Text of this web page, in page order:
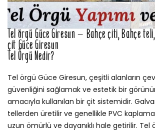
Tel örgü Güce Giresun – Bahçe çiti, Bahçe
çit Güce Giresun
Tel Örgü Nedir?
Tel örgü Güce Giresun, çeşitli alanların
güvenliğini sağlamak ve estetik bir
amacıyla kullanılan bir çit sistemidir.
tellerden üretilir ve genellikle PVC
uzun ömürlü ve dayanıklı hale getirilir. Tel